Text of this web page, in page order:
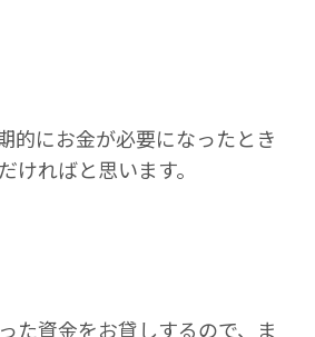
的にお金が必要になったとき
ければと思います。
た資金をお貸しするので、ま